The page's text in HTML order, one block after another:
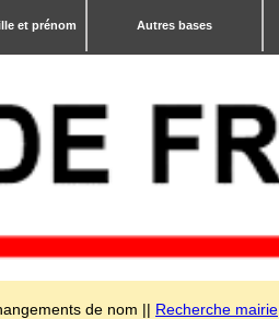
et prénom Autres bases
de nom || Recherche mairie